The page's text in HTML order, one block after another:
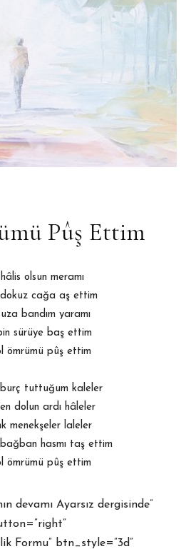
Pûş Ettim
olsun meramı
cağa aş ettim
bandım yaramı
sürüye baş ettim
ömrümü pûş ettim
tuttuğum kaleler
dolun ardı hâleler
menekşeler laleler
hasmı taş ettim
ömrümü pûş ettim
devamı Ayarsız dergisinde”
Formu” btn_style=”3d”